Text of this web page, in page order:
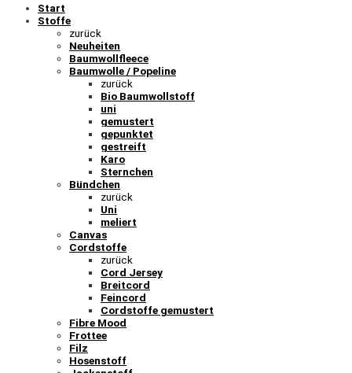
Start
Stoffe
zurück
Neuheiten
Baumwollfleece
Baumwolle / Popeline
zurück
Bio Baumwollstoff
uni
gemustert
gepunktet
gestreift
Karo
Sternchen
Bündchen
zurück
Uni
meliert
Canvas
Cordstoffe
zurück
Cord Jersey
Breitcord
Feincord
Cordstoffe gemustert
Fibre Mood
Frottee
Filz
Hosenstoff